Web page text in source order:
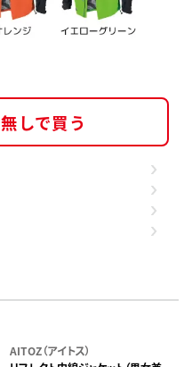
しで買う
AITOZ（アイトス）